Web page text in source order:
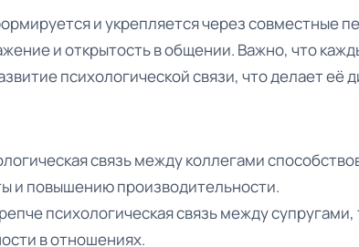
и укрепляется через совместные
и открытость в общении. Важно, что
психологической связи, что делает
связь между коллегами
и повышению производительности.
психологическая связь между
в отношениях.